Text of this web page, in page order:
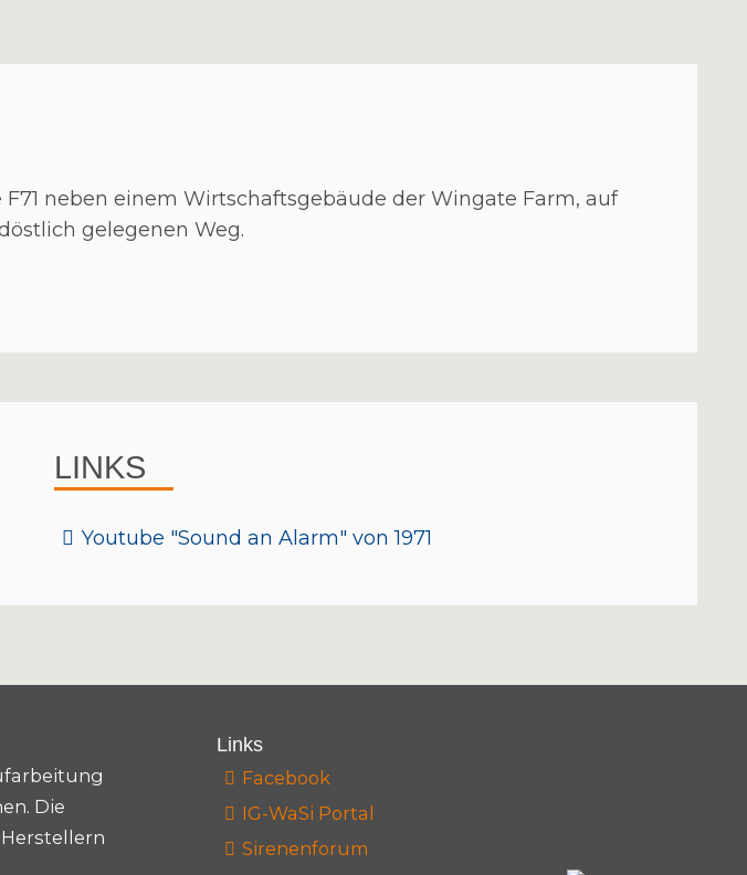
neben einem Wirtschaftsgebäude der Wingate Farm, auf
gelegenen Weg.
LINKS
Youtube "Sound an Alarm" von 1971
Die
Links
Facebook
IG-WaSi Portal
Sirenenforum